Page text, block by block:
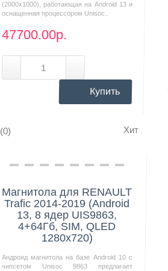
(2000х1000), работающая на Android 13 и
оснащенная процессором Unisoc..
47700.00р.
Купить
(0) Хит
Нашли дешевле?
Магнитола для RENAULT
Trafic 2014-2019 (Android
13, 8 ядер UIS9863,
4+64Гб, SIM, QLED
1280x720)
Андроид магнитола на базе Android 10 с
чипсетом Unisoc 9863 предлагает